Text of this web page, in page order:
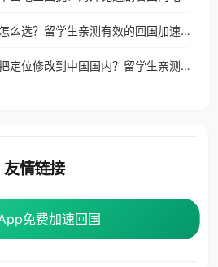
海外看优酷的软件怎么选？留学生亲测有效的回国加速方案
在英国用优酷怎么把定位修改到中国国内？留学生亲测有效的回国加速方案
免费加速回国
免费加速回国
友情链接